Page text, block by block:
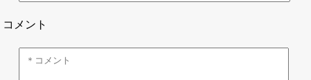
コメント